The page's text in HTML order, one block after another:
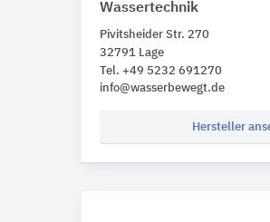
Wassertechnik
Pivitsheider Str. 270
32791 Lage
Tel. +49 5232 691270
info@wasserbewegt.de
Hersteller